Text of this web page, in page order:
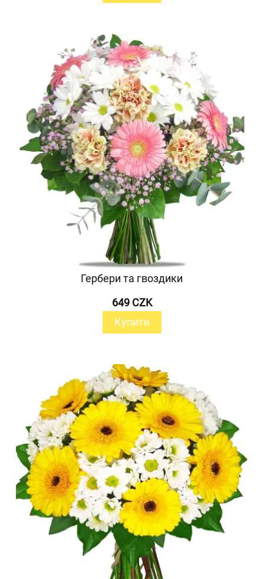
Гербери та гвоздики
649 CZK
Купити